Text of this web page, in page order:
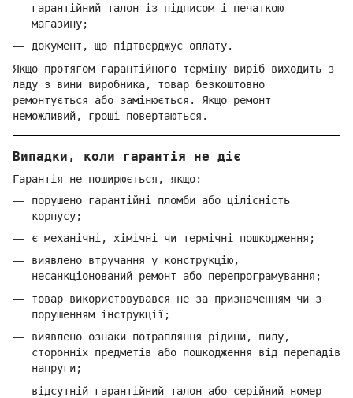
гарантійний талон із підписом і печаткою
магазину;
документ, що підтверджує оплату.
Якщо протягом гарантійного терміну виріб виходить з
ладу з вини виробника, товар безкоштовно
ремонтується або замінюється. Якщо ремонт
неможливий, гроші повертаються.
Випадки, коли гарантія не діє
Гарантія не поширюється, якщо:
порушено гарантійні пломби або цілісність
корпусу;
є механічні, хімічні чи термічні пошкодження;
виявлено втручання у конструкцію,
несанкціонований ремонт або перепрограмування;
товар використовувався не за призначенням чи з
порушенням інструкції;
виявлено ознаки потрапляння рідини, пилу,
сторонніх предметів або пошкодження від перепадів
напруги;
відсутній гарантійний талон або серійний номер